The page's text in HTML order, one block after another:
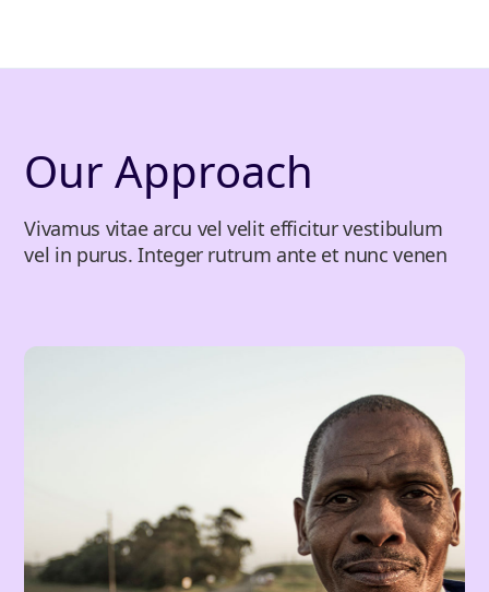
Our Approach
Vivamus vitae arcu vel velit efficitur vestibulum
vel in purus. Integer rutrum ante et nunc venen